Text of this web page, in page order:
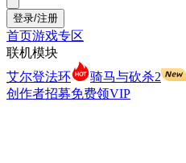
登录/注册
首页游戏专区
联机模块
艾尔登法环
骑马与砍杀2
创作者招募免费领VIP